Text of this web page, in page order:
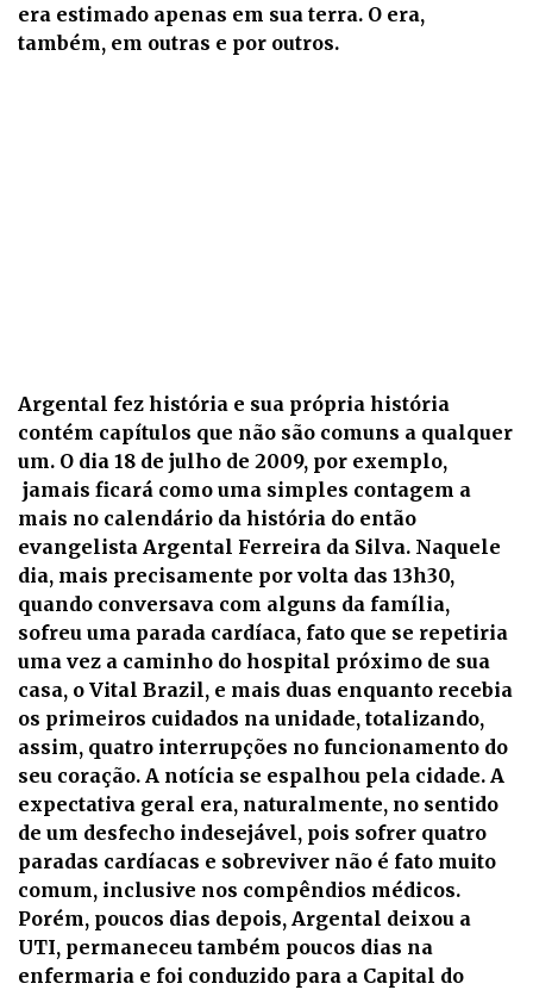
era estimado apenas em sua terra. O era,
também, em outras e por outros.
Argental fez história e sua própria história
contém capítulos que não são comuns a qualquer
um. O dia 18 de julho de 2009, por exemplo,
jamais ficará como uma simples contagem a
mais no calendário da história do então
evangelista Argental Ferreira da Silva. Naquele
dia, mais precisamente por volta das 13h30,
quando conversava com alguns da família,
sofreu uma parada cardíaca, fato que se repetiria
uma vez a caminho do hospital próximo de sua
casa, o Vital Brazil, e mais duas enquanto recebia
os primeiros cuidados na unidade, totalizando,
assim, quatro interrupções no funcionamento do
seu coração. A notícia se espalhou pela cidade. A
expectativa geral era, naturalmente, no sentido
de um desfecho indesejável, pois sofrer quatro
paradas cardíacas e sobreviver não é fato muito
comum, inclusive nos compêndios médicos.
Porém, poucos dias depois, Argental deixou a
UTI, permaneceu também poucos dias na
enfermaria e foi conduzido para a Capital do